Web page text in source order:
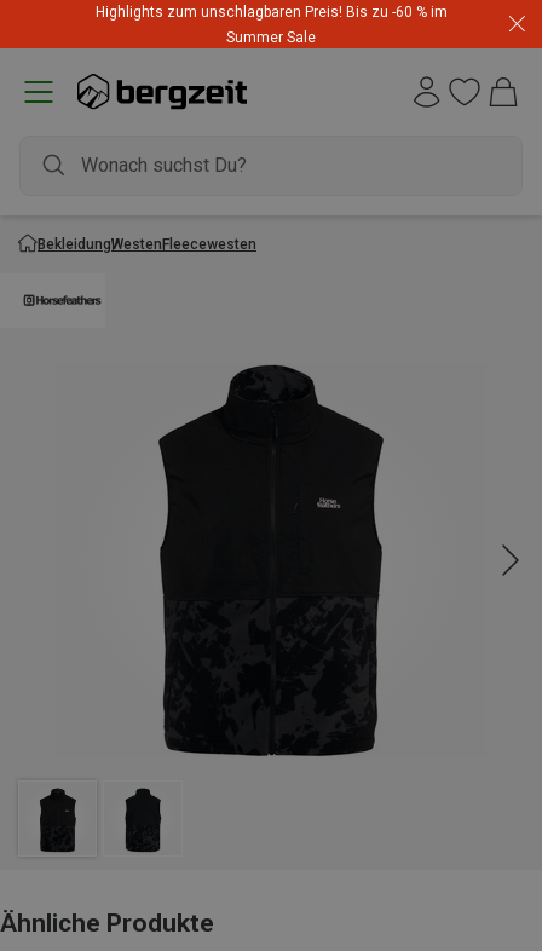
Highlights zum unschlagbaren Preis! Bis zu -60 % im
Summer Sale
BekleidungWestenFleecewesten
Ähnliche Produkte